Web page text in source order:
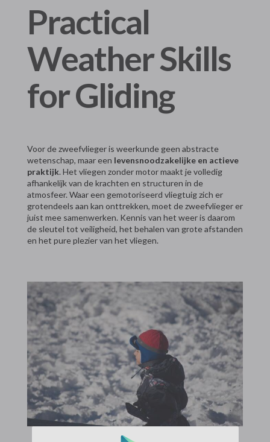
Practical
Weather Skills
for Gliding
Voor de zweefvlieger is weerkunde geen abstracte
wetenschap, maar een levensnoodzakelijke en actieve
praktijk. Het vliegen zonder motor maakt je volledig
afhankelijk van de krachten en structuren in de
atmosfeer. Waar een gemotoriseerd vliegtuig zich er
grotendeels aan kan onttrekken, moet de zweefvlieger er
juist mee samenwerken. Kennis van het weer is daarom
de sleutel tot veiligheid, het behalen van grote afstanden
en het pure plezier van het vliegen.